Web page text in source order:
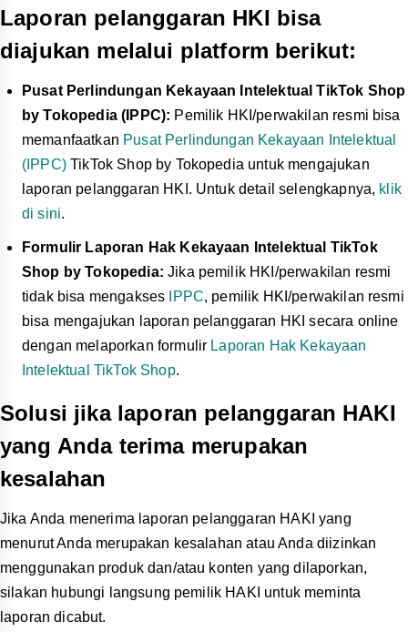
Laporan pelanggaran HKI bisa
diajukan melalui platform berikut:
Pusat Perlindungan Kekayaan Intelektual TikTok Shop
by Tokopedia (IPPC): Pemilik HKI/perwakilan resmi bisa
memanfaatkan Pusat Perlindungan Kekayaan Intelektual
(IPPC)TikTok Shop by Tokopedia untuk mengajukan
laporan pelanggaran HKI. Untuk detail selengkapnya, klik
di sini.
Formulir Laporan Hak Kekayaan Intelektual TikTok
Shop by Tokopedia:Jika pemilik HKI/perwakilan resmi
tidak bisa mengakses
IPPC, pemilik HKI/perwakilan resmi
bisa mengajukan laporan pelanggaran HKI secara online
dengan melaporkan formulir Laporan Hak Kekayaan
Intelektual TikTok Shop.
Solusi jika laporan pelanggaran HAKI
yang Anda terima merupakan
kesalahan
Jika Anda menerima laporan pelanggaran HAKI yang
menurut Anda merupakan kesalahan atau Anda diizinkan
menggunakan produk dan/atau konten yang dilaporkan,
silakan hubungi langsung pemilik HAKI untuk meminta
laporan dicabut.